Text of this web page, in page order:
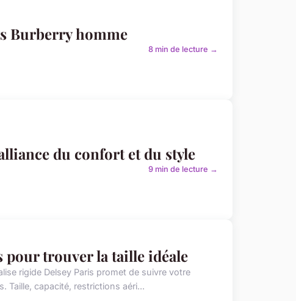
Burberry homme
8 min de lecture →
du confort et du style
9 min de lecture →
pour trouver la taille idéale
rigide Delsey Paris promet de suivre votre
Taille, capacité, restrictions aéri...